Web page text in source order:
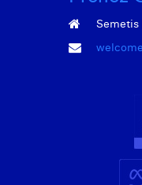
Semetis